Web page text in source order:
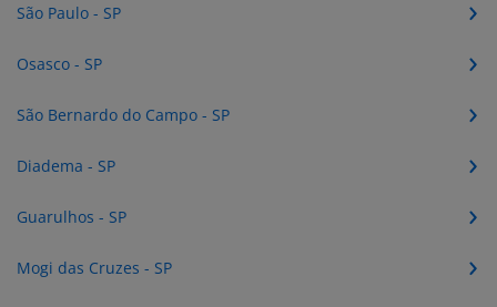
São Paulo - SP
Osasco - SP
São Bernardo do Campo - SP
Diadema - SP
Guarulhos - SP
Mogi das Cruzes - SP